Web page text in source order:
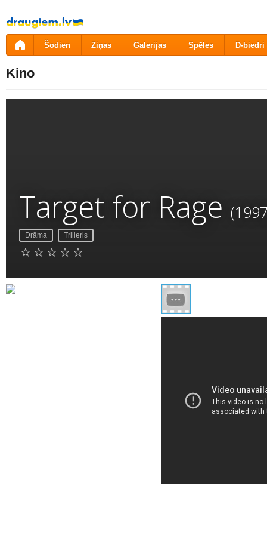
Pāriet
uz
saturu
Šodien Ziņas Galerijas Spēles D-biedri
Kino
Target for Rage
Drāma Trilleris